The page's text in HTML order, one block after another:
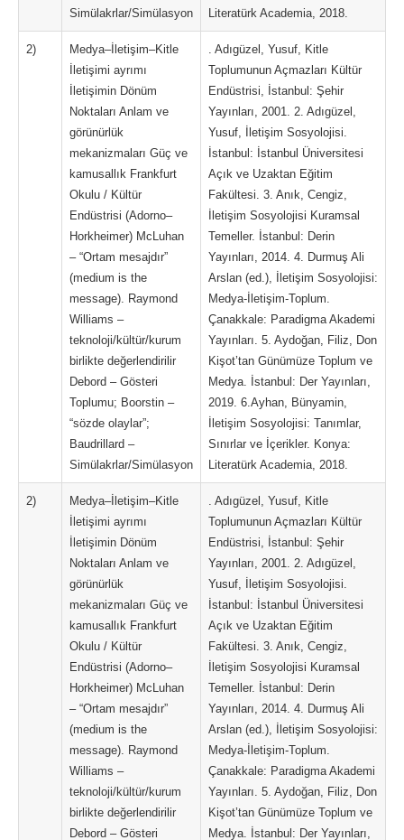
Simülakrlar/Simülasyon
Literatürk Academia, 2018.
2)
Medya–İletişim–Kitle
İletişimi ayrımı
İletişimin Dönüm
Noktaları Anlam ve
görünürlük
mekanizmaları Güç ve
kamusallık Frankfurt
Okulu / Kültür
Endüstrisi (Adorno–
Horkheimer) McLuhan
– “Ortam mesajdır”
(medium is the
message). Raymond
Williams –
teknoloji/kültür/kurum
birlikte değerlendirilir
Debord – Gösteri
Toplumu; Boorstin –
“sözde olaylar”;
Baudrillard –
Simülakrlar/Simülasyon
. Adıgüzel, Yusuf, Kitle
Toplumunun Açmazları Kültür
Endüstrisi, İstanbul: Şehir
Yayınları, 2001. 2. Adıgüzel,
Yusuf, İletişim Sosyolojisi.
İstanbul: İstanbul Üniversitesi
Açık ve Uzaktan Eğitim
Fakültesi. 3. Anık, Cengiz,
İletişim Sosyolojisi Kuramsal
Temeller. İstanbul: Derin
Yayınları, 2014. 4. Durmuş Ali
Arslan (ed.), İletişim Sosyolojisi:
Medya-İletişim-Toplum.
Çanakkale: Paradigma Akademi
Yayınları. 5. Aydoğan, Filiz, Don
Kişot’tan Günümüze Toplum ve
Medya. İstanbul: Der Yayınları,
2019. 6.Ayhan, Bünyamin,
İletişim Sosyolojisi: Tanımlar,
Sınırlar ve İçerikler. Konya:
Literatürk Academia, 2018.
2)
Medya–İletişim–Kitle
İletişimi ayrımı
İletişimin Dönüm
Noktaları Anlam ve
görünürlük
mekanizmaları Güç ve
kamusallık Frankfurt
Okulu / Kültür
Endüstrisi (Adorno–
Horkheimer) McLuhan
– “Ortam mesajdır”
(medium is the
message). Raymond
Williams –
teknoloji/kültür/kurum
birlikte değerlendirilir
Debord – Gösteri
. Adıgüzel, Yusuf, Kitle
Toplumunun Açmazları Kültür
Endüstrisi, İstanbul: Şehir
Yayınları, 2001. 2. Adıgüzel,
Yusuf, İletişim Sosyolojisi.
İstanbul: İstanbul Üniversitesi
Açık ve Uzaktan Eğitim
Fakültesi. 3. Anık, Cengiz,
İletişim Sosyolojisi Kuramsal
Temeller. İstanbul: Derin
Yayınları, 2014. 4. Durmuş Ali
Arslan (ed.), İletişim Sosyolojisi:
Medya-İletişim-Toplum.
Çanakkale: Paradigma Akademi
Yayınları. 5. Aydoğan, Filiz, Don
Kişot’tan Günümüze Toplum ve
Medya. İstanbul: Der Yayınları,